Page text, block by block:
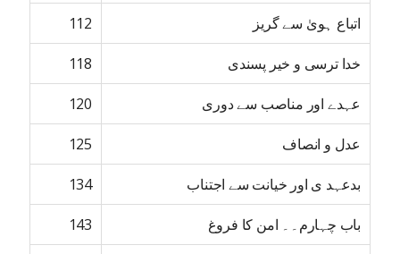
اتباع ہویٰ سے گریز 112
خدا ترسی و خیر پسندی 118
عہدے اور مناصب سے دوری 120
عدل و انصاف 125
بدعہد ی اور خیانت سے اجتناب 134
باب چہارم۔۔ امن کا فروغ 143